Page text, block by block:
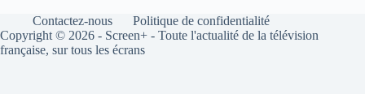
de-
France
sur
Contactez-nous
Politique de confidentialité
Copyright © 2026 - Screen+ - Toute l'actualité de la télévision
française, sur tous les écrans